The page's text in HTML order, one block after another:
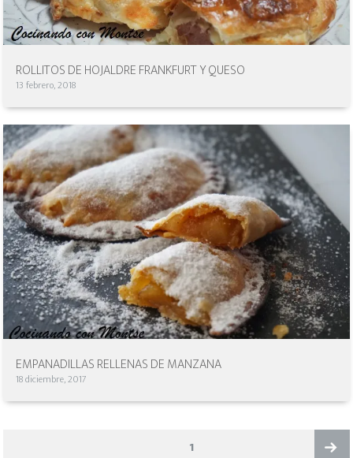
ROLLITOS DE HOJALDRE FRANKFURT Y QUESO
13 febrero, 2018
EMPANADILLAS RELLENAS DE MANZANA
18 diciembre, 2017
1